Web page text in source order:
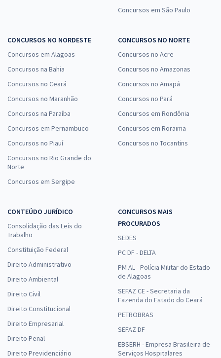
Concursos em São Paulo
CONCURSOS NO NORDESTE
Concursos em Alagoas
Concursos na Bahia
Concursos no Ceará
Concursos no Maranhão
Concursos na Paraíba
Concursos em Pernambuco
Concursos no Piauí
Concursos no Rio Grande do
Norte
Concursos em Sergipe
CONCURSOS NO NORTE
Concursos no Acre
Concursos no Amazonas
Concursos no Amapá
Concursos no Pará
Concursos em Rondônia
Concursos em Roraima
Concursos no Tocantins
CONTEÚDO JURÍDICO
Consolidação das Leis do
Trabalho
Constituição Federal
Direito Administrativo
Direito Ambiental
Direito Civil
Direito Constitucional
Direito Empresarial
Direito Penal
Direito Previdenciário
CONCURSOS MAIS
PROCURADOS
SEDES
PC DF - DELTA
PM AL - Polícia Militar do Estado
de Alagoas
SEFAZ CE - Secretaria da
Fazenda do Estado do Ceará
PETROBRAS
SEFAZ DF
EBSERH - Empresa Brasileira de
Serviços Hospitalares